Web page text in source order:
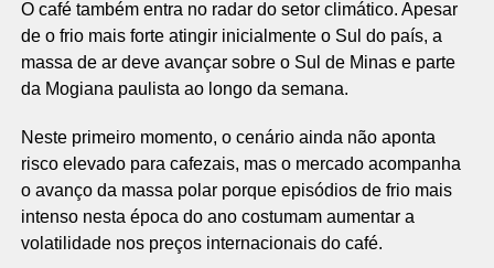
O café também entra no radar do setor climático. Apesar
de o frio mais forte atingir inicialmente o Sul do país, a
massa de ar deve avançar sobre o Sul de Minas e parte
da Mogiana paulista ao longo da semana.
Neste primeiro momento, o cenário ainda não aponta
risco elevado para cafezais, mas o mercado acompanha
o avanço da massa polar porque episódios de frio mais
intenso nesta época do ano costumam aumentar a
volatilidade nos preços internacionais do café.